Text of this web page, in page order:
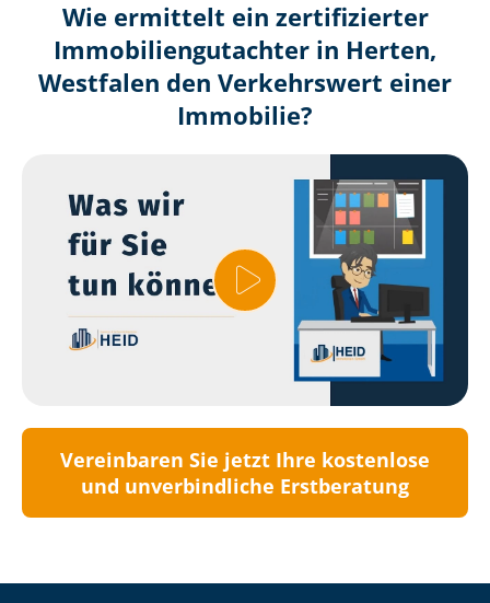
Wie ermittelt ein zertifizierter
Immobilien­gutachter in Herten,
Westfalen den Verkehrswert einer
Immobilie?
Vereinbaren Sie jetzt Ihre kostenlose
und unverbindliche Erstberatung